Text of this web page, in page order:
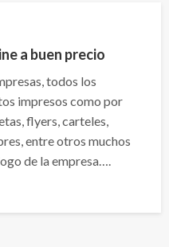
a buen precio
todos los
impresos como por
flyers, carteles,
entre otros muchos
de la empresa….